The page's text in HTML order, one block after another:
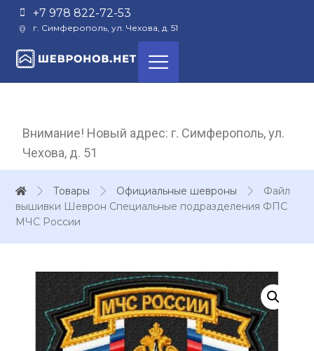
+7 978 822-72-53
г. Симферополь, ул. Чехова, д. 51
Внимание! Новый адрес: г. Симферополь, ул.
Чехова, д. 51
Товары Официальные шевроны
Файл
вышивки Шеврон Специальные подразделения ФПС
МЧС России